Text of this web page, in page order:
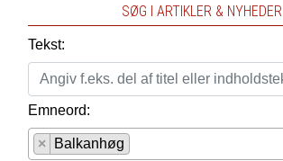
SØG I ARTIKLER & NYHEDER
Tekst:
Emneord:
×
Balkanhøg